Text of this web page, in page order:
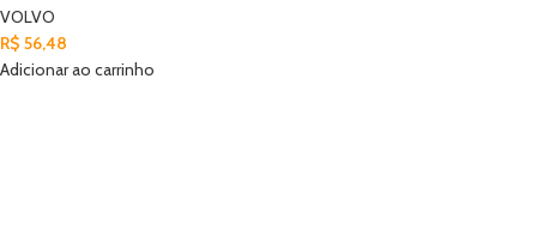
VOLVO
R$ 56,48
Adicionar ao carrinho